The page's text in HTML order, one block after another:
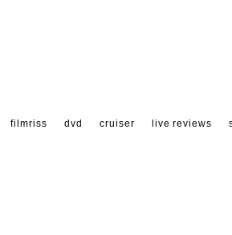
filmriss dvd cruiser live reviews